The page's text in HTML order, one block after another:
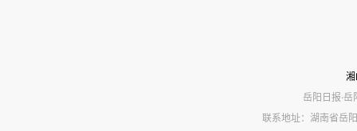
岳阳日报·岳
联系地址：湖南省岳